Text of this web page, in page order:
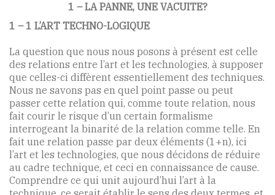
1 – LA PANNE, UNE VACUITE?
1 – 1 L’ART TECHNO-LOGIQUE
La question que nous nous posons à présent est celle
des relations entre l’art et les technologies, à supposer
que celles-ci diffèrent essentiellement des techniques.
Nous ne savons pas en quel point passe ou peut
passer cette relation qui, comme toute relation, nous
fait courir le risque d’un certain formalisme
interrogeant la binarité de la relation comme telle. En
fait une relation passe par deux éléments (1+n), ici
l’art et les technologies, que nous décidons de réduire
au cadre technique, et ceci en connaissance de cause.
Comprendre ce qui unit aujourd’hui l’art à la